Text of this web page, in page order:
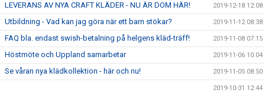
LEVERANS AV NYA CRAFT KLÄDER - NU ÄR DOM HÄR! 2019-12-18 12:08
Utbildning - Vad kan jag göra när ett barn stökar? 2019-11-12 08:38
FAQ bla. endast swish-betalning på helgens kläd-träff! 2019-11-08 07:15
Höstmöte och Uppland samarbetar 2019-11-06 10:04
Se våran nya klädkollektion - här och nu! 2019-11-05 08:50
2019-10-31 12:44